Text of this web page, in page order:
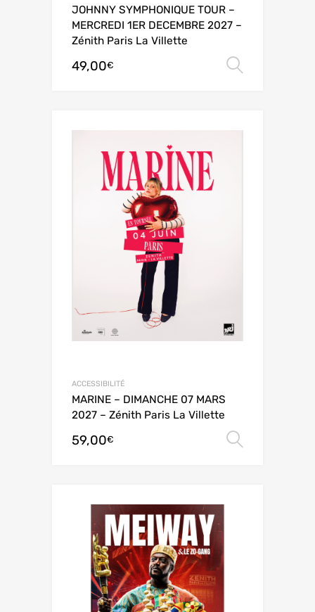
JOHNNY SYMPHONIQUE TOUR –
MERCREDI 1ER DECEMBRE 2027 –
Zénith Paris La Villette
49,00€
ACCESSIBILITÉ
MARINE – DIMANCHE 07 MARS
2027 – Zénith Paris La Villette
59,00€